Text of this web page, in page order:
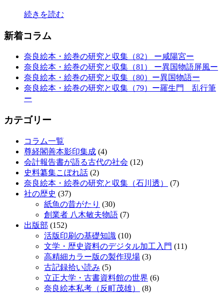
続きを読む
新着コラム
奈良絵本・絵巻の研究と収集（82） ー咸陽宮ー
奈良絵本・絵巻の研究と収集（81） ー異国物語屏風ー
奈良絵本・絵巻の研究と収集（80）ー異国物語ー
奈良絵本・絵巻の研究と収集（79）ー羅生門 乱行筆
ー
カテゴリー
コラム一覧
尊経閣善本影印集成 (4)
会計報告書が語る古代の社会 (12)
史料纂集こぼれ話 (2)
奈良絵本・絵巻の研究と収集（石川透）
(7)
社の歴史 (37)
紙魚の昔がたり (30)
創業者 八木敏夫物語 (7)
出版部 (152)
活版印刷の基礎知識 (10)
文学・歴史資料のデジタル加工入門 (11)
高精細カラー版の製作現場 (3)
古記録拾い読み (5)
立正大学・古書資料館の世界 (6)
奈良絵本私考（反町茂雄）
(8)